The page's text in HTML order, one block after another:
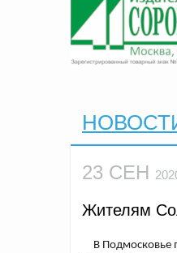
23 СЕН
Жителям
В Подмосковье